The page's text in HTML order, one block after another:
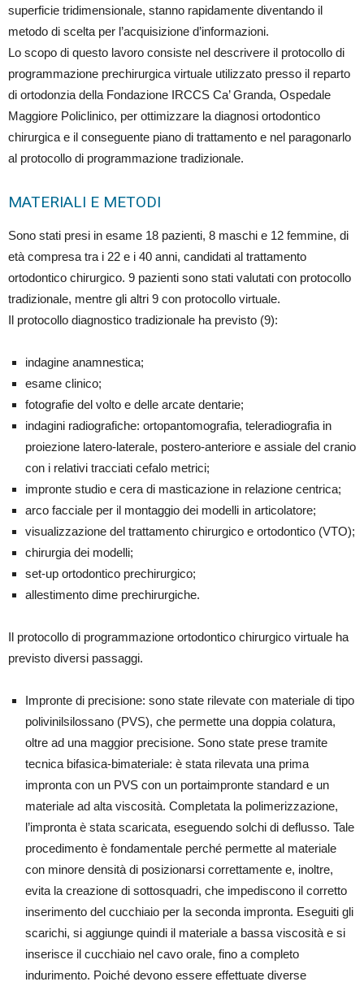
superficie tridimensionale, stanno rapidamente diventando il
metodo di scelta per l’acquisizione d’informazioni.
Lo scopo di questo lavoro consiste nel descrivere il protocollo di
programmazione prechirurgica virtuale utilizzato presso il reparto
di ortodonzia della Fondazione IRCCS Ca’ Granda, Ospedale
Maggiore Policlinico, per ottimizzare la diagnosi ortodontico
chirurgica e il conseguente piano di trattamento e nel paragonarlo
al protocollo di programmazione tradizionale.
MATERIALI E METODI
Sono stati presi in esame 18 pazienti, 8 maschi e 12 femmine, di
età compresa tra i 22 e i 40 anni, candidati al trattamento
ortodontico chirurgico. 9 pazienti sono stati valutati con protocollo
tradizionale, mentre gli altri 9 con protocollo virtuale.
Il protocollo diagnostico tradizionale ha previsto (9):
indagine anamnestica;
esame clinico;
fotografie del volto e delle arcate dentarie;
indagini radiografiche: ortopantomografia, teleradiografia in
proiezione latero-laterale, postero-anteriore e assiale del cranio
con i relativi tracciati cefalo metrici;
impronte studio e cera di masticazione in relazione centrica;
arco facciale per il montaggio dei modelli in articolatore;
visualizzazione del trattamento chirurgico e ortodontico (VTO);
chirurgia dei modelli;
set-up ortodontico prechirurgico;
allestimento dime prechirurgiche.
Il protocollo di programmazione ortodontico chirurgico virtuale ha
previsto diversi passaggi.
Impronte di precisione: sono state rilevate con materiale di tipo
polivinilsilossano (PVS), che permette una doppia colatura,
oltre ad una maggior precisione. Sono state prese tramite
tecnica bifasica-bimateriale: è stata rilevata una prima
impronta con un PVS con un portaimpronte standard e un
materiale ad alta viscosità. Completata la polimerizzazione,
l’impronta è stata scaricata, eseguendo solchi di deflusso. Tale
procedimento è fondamentale perché permette al materiale
con minore densità di posizionarsi correttamente e, inoltre,
evita la creazione di sottosquadri, che impediscono il corretto
inserimento del cucchiaio per la seconda impronta. Eseguiti gli
scarichi, si aggiunge quindi il materiale a bassa viscosità e si
inserisce il cucchiaio nel cavo orale, fino a completo
indurimento. Poiché devono essere effettuate diverse